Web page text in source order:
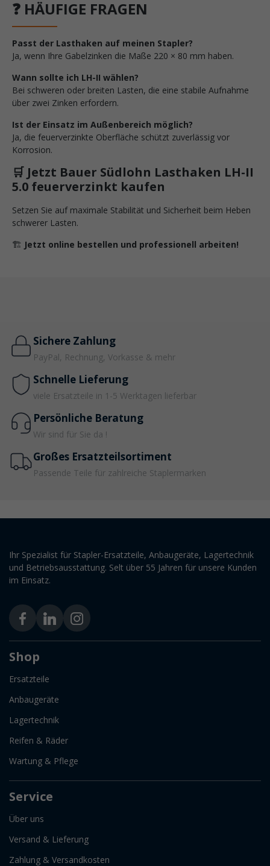
❓ HÄUFIGE FRAGEN
Passt der Lasthaken auf meinen Stapler?
Ja, wenn Ihre Gabelzinken die Maße 220 × 80 mm haben.
Wann sollte ich LH-II wählen?
Bei schweren oder breiten Lasten, die eine stabile Aufnahme
über zwei Zinken erfordern.
Ist der Einsatz im Außenbereich möglich?
Ja, die feuerverzinkte Oberfläche schützt zuverlässig vor
Korrosion.
🛒 Jetzt Bauer Südlohn Lasthaken LH-II
5.0 feuerverzinkt kaufen
Setzen Sie auf maximale Stabilität und Sicherheit beim Heben
schwerer Lasten.
🏗️ Jetzt online bestellen und professionell arbeiten!
Sichere Zahlung
PayPal, Rechnung, Vorkasse & mehr
Schnelle Lieferung
viele Ersatzteile in 1-5 Werktagen lieferbar
Persönliche Beratung
Wir sind für Sie da !
Großes Ersatzteilsortiment
Passende Teile für zahlreiche Staplermarken
Ihr Spezialist für Stapler-Ersatzteile, Anbaugeräte, Lagertechnik
und Betriebsausstattung. Selt über 55 Jahren für unsere Kunden
im Einsatz.
Shop
Ersatzteile
Anbaugeräte
Lagertechnik
Reifen & Räder
Wartung & Pflege
Service
Über uns
Versand & Lieferung
Zahlung & Versandkosten